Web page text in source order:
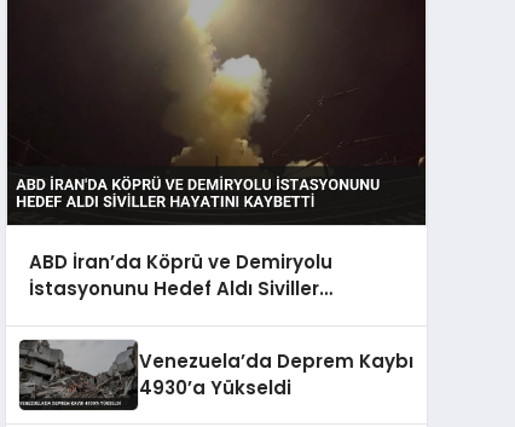
ABD İran’da Köprü ve Demiryolu
İstasyonunu Hedef Aldı Siviller
Venezuela’da Deprem Kaybı
4930’a Yükseldi